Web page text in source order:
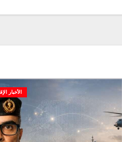
الأخبار